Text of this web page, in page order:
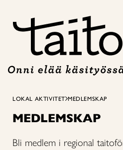
innehåll
LOKAL AKTIVITET MEDLEMSKAP
MEDLEMSKAP
Bli medlem i regional